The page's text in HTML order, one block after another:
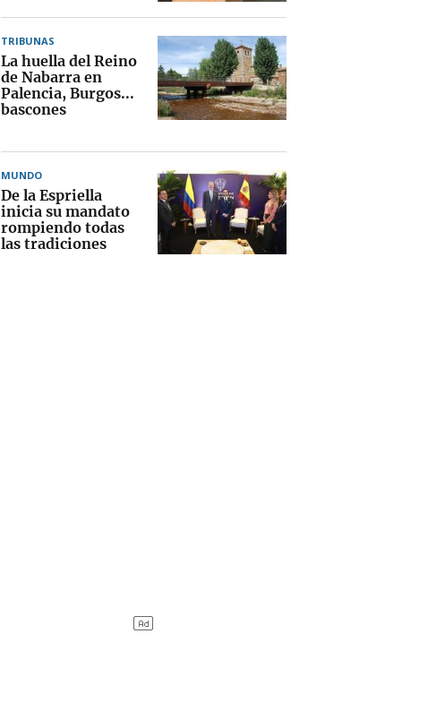
TRIBUNAS
La huella del Reino
de Nabarra en
Palencia, Burgos...
bascones
MUNDO
De la Espriella
inicia su mandato
rompiendo todas
las tradiciones